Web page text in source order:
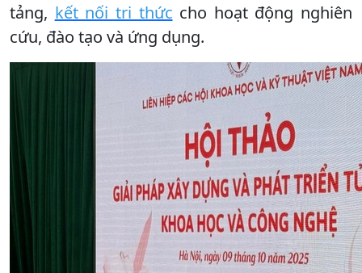
tảng, kết nối tri thức cho hoạt động nghiên
cứu, đào tạo và ứng dụng.